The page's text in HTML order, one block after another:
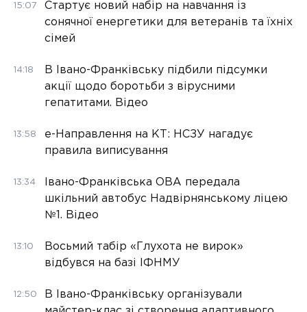
15:07
Стартує новий набір на навчання із
сонячної енергетики для ветеранів та їхніх
сімей
14:18
В Івано-Франківську підбили підсумки
акції щодо боротьби з вірусними
гепатитами. Відео
13:58
е-Направлення на КТ: НСЗУ нагадує
правила виписування
13:34
Івано-Франківська ОВА передала
шкільний автобус Надвірнянському ліцею
№1. Відео
13:10
Восьмий табір «Глухота не вирок»
відбувся на базі ІФНМУ
12:50
В Івано-Франківську організували